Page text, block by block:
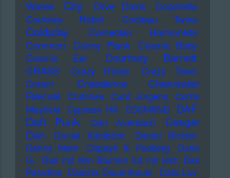
Waves
City Clive Davis
Coachella
Cockney Rebel
Cocteau Twins
Coldplay
Comedian Harmonists
Common
Conny Plank
Cosmic Baby
Cosmic Ear
Courtney Barnett
CRASS Crazy Horse Crazy Town
Cream
Creedence Clearwater
Revival
Crutches Curd Jürgens Curtis
Mayfield Cypress Hill D3SM6ND DAF
Daft Punk Dan Auerbach
Danger
Dan
Daniel Küblböck
Daniel Richter
Danny Mark
Dapayk & Padberg
Dario
G. Das mit den Blumen tut mir leid Das
Paradies Dascha Dauenhauer Data Luv